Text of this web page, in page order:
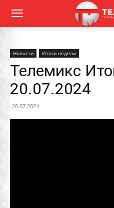
Новости Итоги недели
Телемикс
20.07.2024
20.07.2024